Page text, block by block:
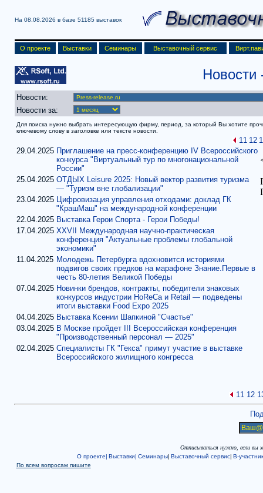
На 08.08.2026 в базе 51185 выставок
О проекте Выставки Семинары Выставочный сервис
Новости
Новости:
Новости за:
Для поиска нужно выбрать интересующую фирму, период, за который Вы хотите
ключевому слову в заголовке или тексте новости.
11 12
29.04.2025 Приглашение на пресс-конференцию IV Всероссийского
конкурса "Виртуальный тур по многонациональной
России"
25.04.2025 ОТДЫХ Leisure 2025: Новый вектор развития туризма
— "Туризм вне глобализации"
23.04.2025 Цифровизация управления отходами: доклад ГК
"КрашМаш" на международной конференции
22.04.2025 Выставка Герои Спорта - Герои Победы!
17.04.2025 XXVII Международная научно-практическая
конференция "Актуальные проблемы глобальной
экономики"
11.04.2025 Молодежь Петербурга вдохновится историями
подвигов своих предков на марафоне Знание.Первые в
честь 80-летия Великой Победы
07.04.2025 Новинки брендов, контракты, победители знаковых
конкурсов индустрии HoReCa и Retail — подведены
итоги выставки Food Expo 2025
04.04.2025 Выставка Ксении Шапкиной "Счастье"
03.04.2025 В Москве пройдет III Всероссийская конференция
"Производственный персонал — 2025"
02.04.2025 Специалисты ГК "Гекса" примут участие в выставке
Всероссийского жилищного конгресса
11 12
Отписываться нужно, если вы
О проекте| Выставки| Семинары| Выставочный сервис| В-
По всем вопросам пишите